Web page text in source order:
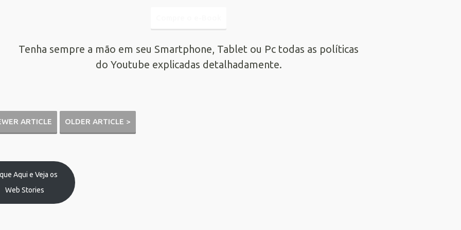
Tenha sempre a mão em seu Smartphone, Tablet ou Pc todas as políticas
do Youtube explicadas detalhadamente.
ARTICLE OLDER ARTICLE >
Aqui e Veja os
Web Stories